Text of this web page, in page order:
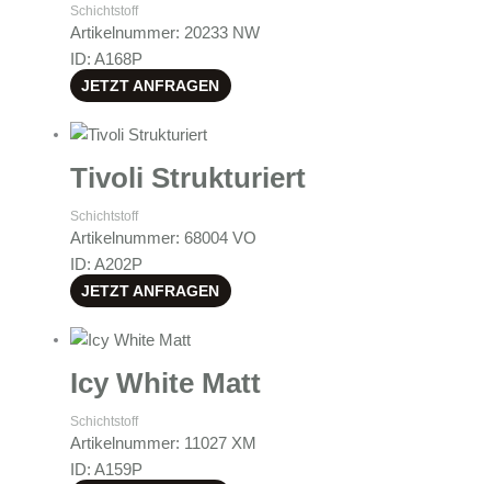
Schichtstoff
Artikelnummer: 20233 NW
ID: A168P
JETZT ANFRAGEN
Tivoli Strukturiert
Schichtstoff
Artikelnummer: 68004 VO
ID: A202P
JETZT ANFRAGEN
Icy White Matt
Schichtstoff
Artikelnummer: 11027 XM
ID: A159P